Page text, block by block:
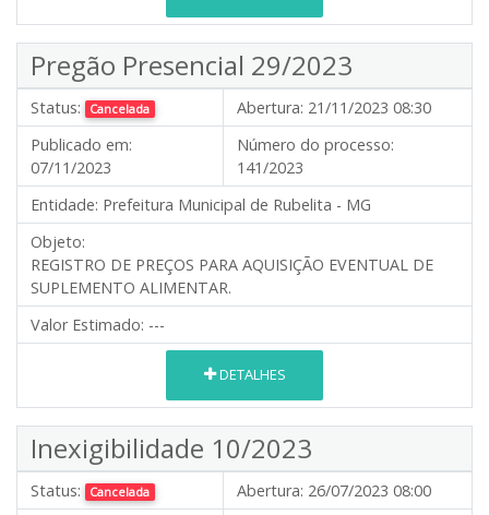
Pregão Presencial 29/2023
Status: Cancelada Abertura: 21/11/2023 08:30
Publicado em:
07/11/2023
Número do processo:
141/2023
Entidade: Prefeitura Municipal de Rubelita - MG
Objeto:
REGISTRO DE PREÇOS PARA AQUISIÇÃO EVENTUAL DE
SUPLEMENTO ALIMENTAR.
Valor Estimado: ---
DETALHES
Inexigibilidade 10/2023
Status: Cancelada Abertura: 26/07/2023 08:00